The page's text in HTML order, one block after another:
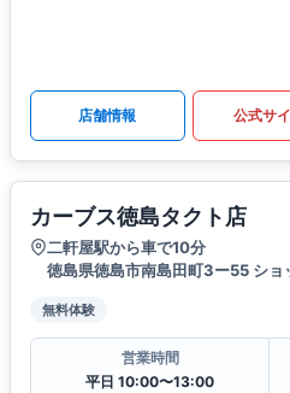
店舗情報 公式サ
カーブス徳島タクト店
二軒屋駅から車で10分
徳島県徳島市南島田町3ー55 ショ
無料体験
営業時間
平日 10:00〜13:00